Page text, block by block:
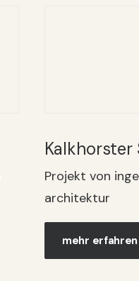
Kalkhorster
Projekt von
architektur
mehr erfahren